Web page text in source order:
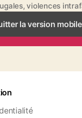
,violences
la version mobile